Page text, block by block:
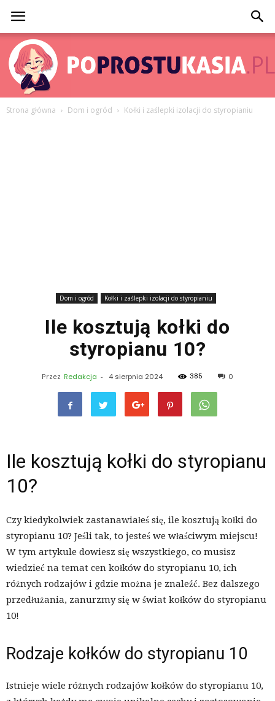
Strona główna Dom i ogród Kołki i zaślepki izolacji do styropianiu
Dom i ogród Kołki i zaślepki izolacji do styropianiu
Ile kosztują kołki do
styropianu 10?
Przez Redakcja - 4 sierpnia 2024 385 0
Ile kosztują kołki do styropianu
10?
Czy kiedykolwiek zastanawiałeś się, ile kosztują kołki do
styropianu 10? Jeśli tak, to jesteś we właściwym miejscu!
W tym artykule dowiesz się wszystkiego, co musisz
wiedzieć na temat cen kołków do styropianu 10, ich
różnych rodzajów i gdzie można je znaleźć. Bez dalszego
przedłużania, zanurzmy się w świat kołków do styropianu
10!
Rodzaje kołków do styropianu 10
Istnieje wiele różnych rodzajów kołków do styropianu 10,